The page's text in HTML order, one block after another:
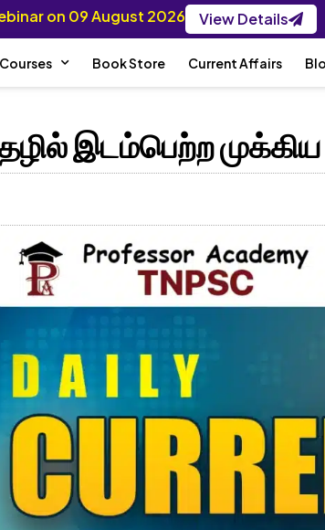
on 09 August 2026 View Details
Courses Book Store Current Affairs
இடம்பெற்ற முக்கிய